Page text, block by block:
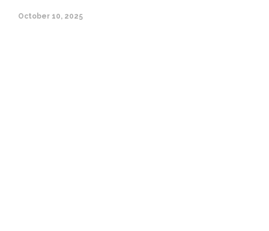
October 10, 2025